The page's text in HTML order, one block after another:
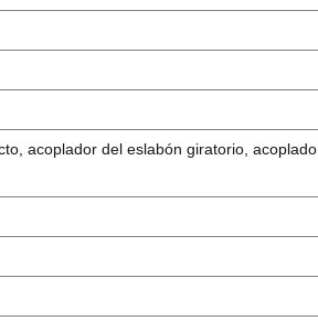
acoplador del eslabón giratorio,